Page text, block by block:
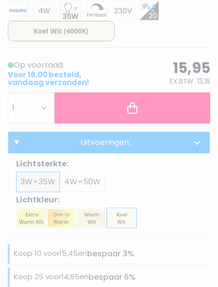
Op voorraad
Voor 16.00 besteld,
vandaag verzonden!
15,95
EX BTW 13,18
Uitvoeringen:
Lichtsterkte:
3W=35W
4W=50W
Lichtkleur:
Koop 10 voor15,45enbespaar 3%
Koop 25 voor14,95enbespaar 6%